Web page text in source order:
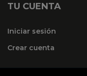
TU CUENTA
Iniciar sesión
Crear cuenta